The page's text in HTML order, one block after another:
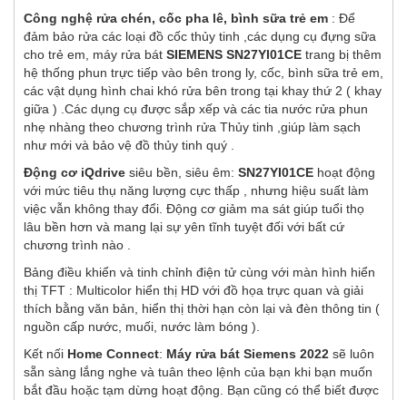
Công nghệ rửa chén, cốc pha lê, bình sữa trẻ em : Để
đảm bảo rửa các loại đồ cốc thủy tinh ,các dụng cụ đựng sữa
cho trẻ em, máy rửa bát SIEMENS SN27YI01CE trang bị thêm
hệ thống phun trực tiếp vào bên trong ly, cốc, bình sữa trẻ em,
các vật dụng hình chai khó rửa bên trong tại khay thứ 2 ( khay
giữa ) .Các dụng cụ được sắp xếp và các tia nước rửa phun
nhẹ nhàng theo chương trình rửa Thủy tinh ,giúp làm sạch
như mới và bảo vệ đồ thủy tinh quý .
Động cơ iQdrive siêu bền, siêu êm: SN27YI01CE hoạt động
với mức tiêu thụ năng lượng cực thấp , nhưng hiệu suất làm
việc vẫn không thay đổi. Động cơ giảm ma sát giúp tuổi thọ
lâu bền hơn và mang lại sự yên tĩnh tuyệt đối với bất cứ
chương trình nào .
Bảng điều khiển và tinh chỉnh điện tử cùng với màn hình hiển
thị TFT : Multicolor hiển thị HD với đồ họa trực quan và giải
thích bằng văn bản, hiển thị thời hạn còn lại và đèn thông tin (
nguồn cấp nước, muối, nước làm bóng ).
Kết nối Home Connect: Máy rửa bát Siemens 2022 sẽ luôn
sẵn sàng lắng nghe và tuân theo lệnh của bạn khi bạn muốn
bắt đầu hoặc tạm dừng hoạt động. Bạn cũng có thể biết được